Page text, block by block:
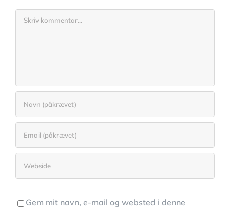
Comment
Gem mit navn, e-mail og websted i denne